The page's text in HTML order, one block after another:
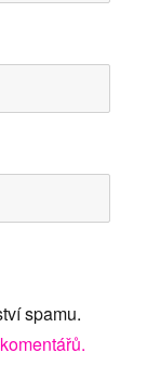
spamu.